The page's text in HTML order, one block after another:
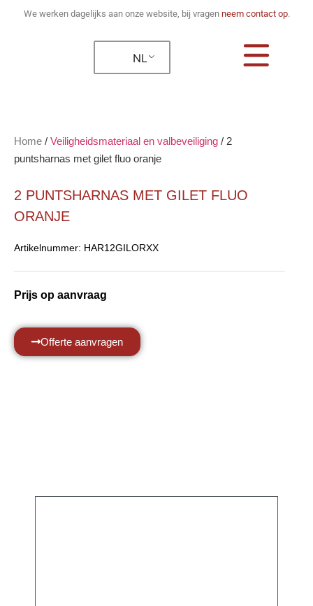
We werken dagelijks aan onze website, bij vragen neem contact op.
NL
Home / Veiligheidsmateriaal en valbeveiliging / 2
puntsharnas met gilet fluo oranje
2 PUNTSHARNAS MET GILET FLUO
ORANJE
Artikelnummer: HAR12GILORXX
Prijs op aanvraag
Offerte aanvragen